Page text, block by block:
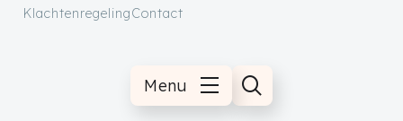
KlachtenregelingContact
Menu